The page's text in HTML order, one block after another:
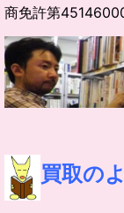
商免許第
買取の